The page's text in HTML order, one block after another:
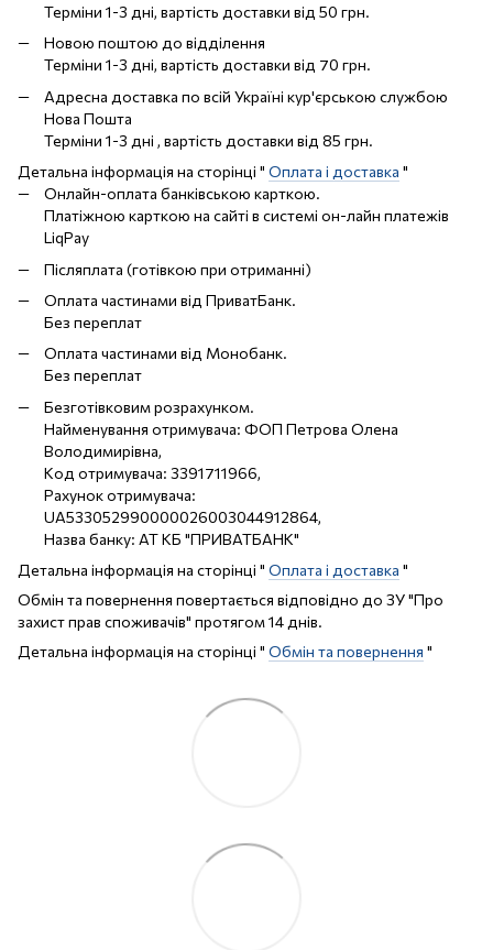
Терміни 1-3 дні, вартість доставки від 50 грн.
Новою поштою до відділення
Терміни 1-3 дні, вартість доставки від 70 грн.
Адресна доставка по всій Україні кур'єрською службою
Нова Пошта
Терміни 1-3 дні , вартість доставки від 85 грн.
Детальна інформація на сторінці " Оплата і доставка "
Онлайн-оплата банківською карткою.
Платіжною карткою на сайті в системі он-лайн платежів
LiqPay
Післяплата (готівкою при отриманні)
Оплата частинами від ПриватБанк.
Без переплат
Оплата частинами від Монобанк.
Без переплат
Безготівковим розрахунком.
Найменування отримувача: ФОП Петрова Олена
Володимирівна,
Код отримувача: 3391711966,
Рахунок отримувача:
UA533052990000026003044912864,
Назва банку: АТ КБ "ПРИВАТБАНК"
Детальна інформація на сторінці " Оплата і доставка "
Обмін та повернення повертається відповідно до ЗУ "Про
захист прав споживачів" протягом 14 днів.
Детальна інформація на сторінці " Обмін та повернення "